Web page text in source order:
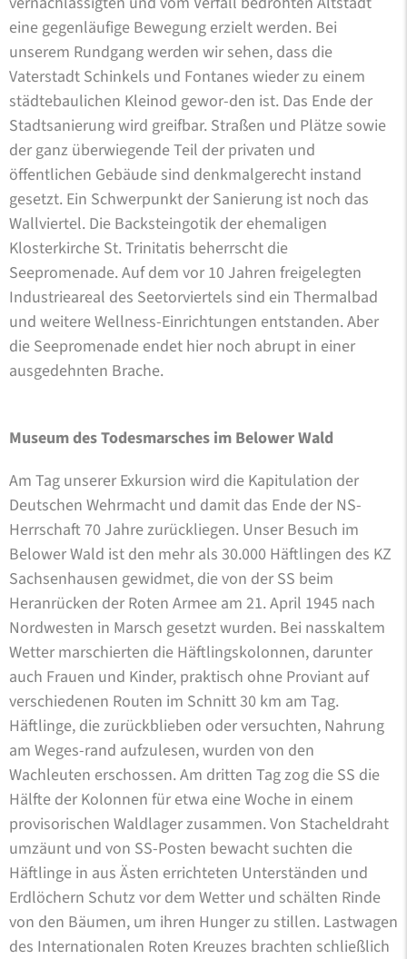
eine gegenläufige Bewegung erzielt werden. Bei
unserem Rundgang werden wir sehen, dass die
Vaterstadt Schinkels und Fontanes wieder zu einem
städtebaulichen Kleinod gewor-den ist. Das Ende der
Stadtsanierung wird greifbar. Straßen und Plätze sowie
der ganz überwiegende Teil der privaten und
öffentlichen Gebäude sind denkmalgerecht instand
gesetzt. Ein Schwerpunkt der Sanierung ist noch das
Wallviertel. Die Backsteingotik der ehemaligen
Klosterkirche St. Trinitatis beherrscht die
Seepromenade. Auf dem vor 10 Jahren freigelegten
Industrieareal des Seetorviertels sind ein Thermalbad
und weitere Wellness-Einrichtungen entstanden. Aber
die Seepromenade endet hier noch abrupt in einer
ausgedehnten Brache.
Museum des Todesmarsches im Belower Wald
Am Tag unserer Exkursion wird die Kapitulation der
Deutschen Wehrmacht und damit das Ende der NS-
Herrschaft 70 Jahre zurückliegen. Unser Besuch im
Belower Wald ist den mehr als 30.000 Häftlingen des KZ
Sachsenhausen gewidmet, die von der SS beim
Heranrücken der Roten Armee am 21. April 1945 nach
Nordwesten in Marsch gesetzt wurden. Bei nasskaltem
Wetter marschierten die Häftlingskolonnen, darunter
auch Frauen und Kinder, praktisch ohne Proviant auf
verschiedenen Routen im Schnitt 30 km am Tag.
Häftlinge, die zurückblieben oder versuchten, Nahrung
am Weges-rand aufzulesen, wurden von den
Wachleuten erschossen. Am dritten Tag zog die SS die
Hälfte der Kolonnen für etwa eine Woche in einem
provisorischen Waldlager zusammen. Von Stacheldraht
umzäunt und von SS-Posten bewacht suchten die
Häftlinge in aus Ästen errichteten Unterständen und
Erdlöchern Schutz vor dem Wetter und schälten Rinde
von den Bäumen, um ihren Hunger zu stillen. Lastwagen
des Internationalen Roten Kreuzes brachten schließlich